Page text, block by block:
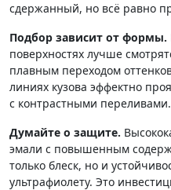
сдержанный, но всё равно
Подбор зависит от формы.
поверхностях лучше
плавным переходом
линиях кузова эффектно
с контрастными переливами.
Думайте о защите.
эмали с повышенным
только блеск, но и
ультрафиолету. Это